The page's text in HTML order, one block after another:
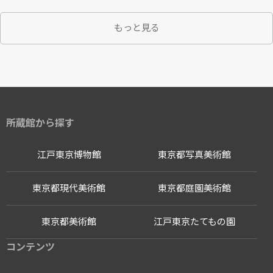
もっと見る
所蔵館から探す
江戸東京博物館
江戸東京たてもの園
東京都写真美術館
東京都現代美術館 東京都庭園美術館
東京都美術館
コンテンツ